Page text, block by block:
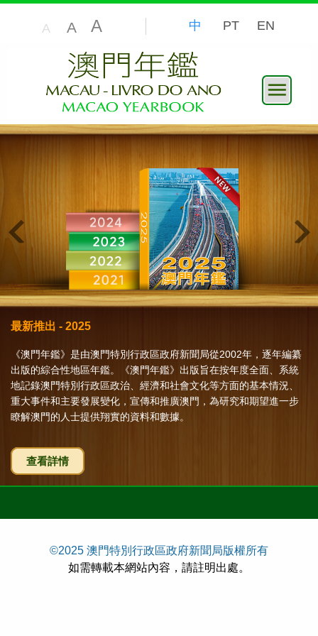
A A A 中 PT EN
最新推出 - 2025
《澳門年鑑》是由澳門特別行政區政府新聞局從2002年，逐年編纂
出版的綜合性地區年鑑。《澳門年鑑》出版旨在按年度全面、系統
地記錄澳門特別行政區政治、經濟和社會文化等方面的基本情況、
重大事件和主要發展變化，宣傳和推廣澳門，為研究和期望進一步
瞭解澳門的人士提供翔實的資料和數據。
查看詳情
©2025 澳門特別行政區政府新聞局版權所有
如需轉載本網站內容，請註明出處。